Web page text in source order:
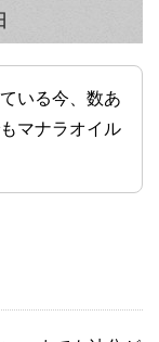
いる今、数あ
マナラオイル